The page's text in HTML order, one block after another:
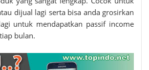
dijual lagi serta bisa anda grosirkan
untuk mendapatkan passif income
bulan.